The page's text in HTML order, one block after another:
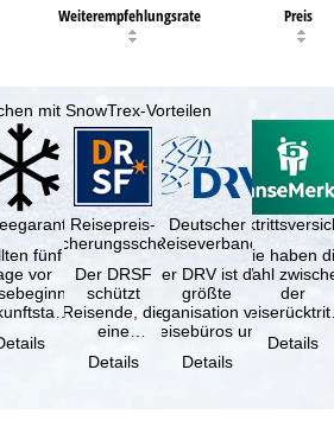
Weiterempfehlungsrate Preis
mit SnowTrex-Vorteilen
fünf
vor
Reisepreis-
Sicherungsschein
Der DRSF
schützt
Reisende, die
eine
oder
Details
Deutscher
Reiseverband
Der DRV ist die
größte
Organisation von
Reisebüros und
Reiseveranstaltern
in …
Details
Sie haben
Wahl
der
(inklusive
Details